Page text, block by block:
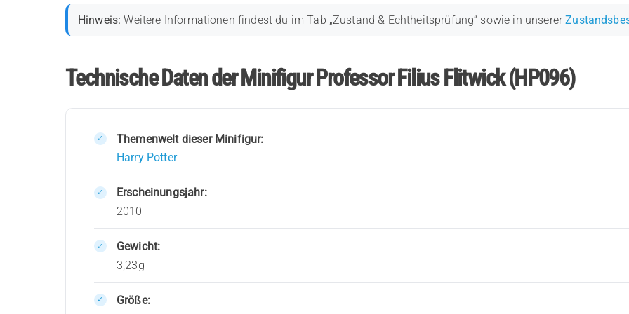
Hinweis: Weitere Informationen findest du im Tab „Zustand & Echtheitsprüfung“ sowie in unserer
Technische Daten der Minifigur Professor Filius Flitwick (HP096)
Themenwelt dieser Minifigur:
Harry Potter
Erscheinungsjahr:
2010
Gewicht:
3,23g
Größe: